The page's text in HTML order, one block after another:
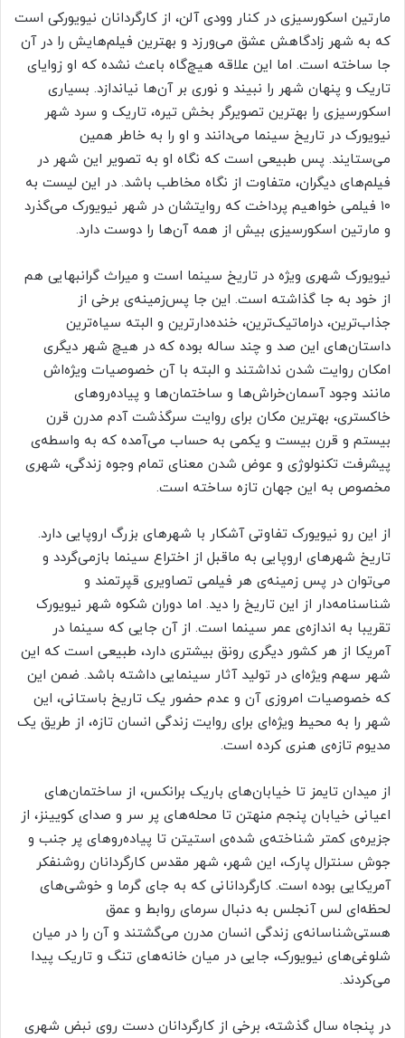
مارتین اسکورسیزی در کنار وودی آلن، از کارگردانان نیویورکی است
که به شهر زادگاهش عشق می‌ورزد و بهترین فیلم‌هایش را در آن
جا ساخته است. اما این علاقه هیچ‌گاه باعث نشده که او زوایای
تاریک و پنهان شهر را نبیند و نوری بر آن‌ها نیاندازد. بسیاری
اسکورسیزی را بهترین تصویرگر بخش تیره‌، تاریک و سرد شهر
نیویورک در تاریخ سینما می‌دانند و او را به خاطر همین
می‌ستایند. پس طبیعی است که نگاه او به تصویر این شهر در
فیلم‌های دیگران، متفاوت از نگاه مخاطب باشد. در این لیست به
۱۰ فیلمی خواهیم پرداخت که روایتشان در شهر نیویورک می‌گذرد
و مارتین اسکورسیزی بیش از همه آن‌ها را دوست دارد.
نیویورک شهری ویژه در تاریخ سینما است و میراث گرانبهایی هم
از خود به جا گذاشته است. این جا پس‌زمینه‌ی برخی از
جذاب‌ترین، دراماتیک‌ترین، خنده‌دارترین و البته سیاه‌ترین
داستان‌های این صد و چند ساله بوده که در هیچ شهر دیگری
امکان روایت شدن نداشتند و البته با آن خصوصیات ویژه‌اش
مانند وجود آسمان‌خراش‌ها و ساختمان‌ها و پیاده‌روهای
خاکستری، بهترین مکان برای روایت سرگذشت آدم مدرن قرن
بیستم و قرن بیست و یکمی به حساب می‌آمده که به واسطه‌ی
پیشرفت تکنولوژی و عوض شدن معنای تمام وجوه زندگی، شهری
مخصوص به این جهان تازه ساخته است.
از این رو نیویورک تفاوتی آشکار با شهرهای بزرگ اروپایی دارد.
تاریخ شهرهای اروپایی به ماقبل از اختراع سینما بازمی‌گردد و
می‌توان در پس زمینه‌ی هر فیلمی تصاویری قپرتمند و
شناسنامه‌دار از این تاریخ را دید. اما دوران شکوه شهر نیویورک
تقریبا به اندازه‌ی عمر سینما است. از آن جایی که سینما در
آمریکا از هر کشور دیگری رونق بیشتری دارد، طبیعی است که این
شهر سهم ویژه‌ای در تولید آثار سینمایی داشته باشد. ضمن این
که خصوصیات امروزی آن و عدم حضور یک تاریخ باستانی، این
شهر را به محیط ویژه‌‌ای برای روایت زندگی انسان تازه، از طریق یک
مدیوم تازه‌ی هنری کرده است.
از میدان تایمز تا خیابان‌های باریک برانکس، از ساختمان‌های
اعیانی خیابان پنجم منهتن تا محله‌های پر سر و صدای کویینز، از
جزیره‌ی کمتر شناخته‌ی شده‌ی استیتن تا پیاده‌روهای پر جنب و
جوش سنترال پارک، این شهر، شهر مقدس کارگردانان روشنفکر
آمریکایی بوده است. کارگردانانی که به جای گرما و خوشی‌های
لحظه‌ای لس آنجلس به دنبال سرمای روابط و عمق
هستی‌شناسانه‌ی زندگی انسان مدرن می‌گشتند و آن را در میان
شلوغی‌های نیویورک، جایی در میان خانه‌های تنگ و تاریک پیدا
می‌کردند.
در پنجاه سال گذشته، برخی از کارگردانان دست روی نبض شهری